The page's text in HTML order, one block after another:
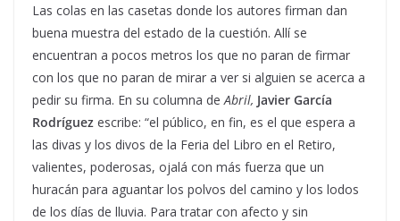
Las colas en las casetas donde los autores firman dan
buena muestra del estado de la cuestión. Allí se
encuentran a pocos metros los que no paran de firmar
con los que no paran de mirar a ver si alguien se acerca a
pedir su firma. En su columna de Abril, Javier García
Rodríguez escribe: “el público, en fin, es el que espera a
las divas y los divos de la Feria del Libro en el Retiro,
valientes, poderosas, ojalá con más fuerza que un
huracán para aguantar los polvos del camino y los lodos
de los días de lluvia. Para tratar con afecto y sin